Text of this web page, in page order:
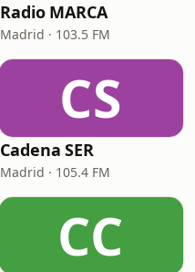
Radio MARCA
Madrid · 103.5 FM
CS
Cadena SER
Madrid · 105.4 FM
CC